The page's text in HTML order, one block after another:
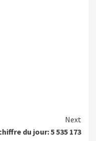
Next
du jour: 5 535 173